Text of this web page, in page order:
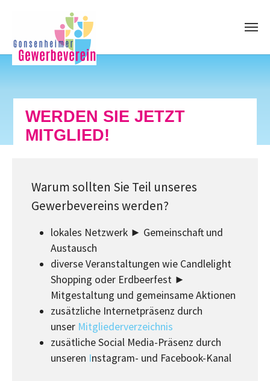
Skip to main content
WERDEN SIE JETZT
MITGLIED!
Warum sollten Sie Teil unseres
Gewerbevereins werden?
lokales Netzwerk ► Gemeinschaft und
Austausch
diverse Veranstaltungen wie Candlelight
Shopping oder Erdbeerfest ►
Mitgestaltung und gemeinsame Aktionen
zusätzliche Internetpräsenz durch
unser Mitgliederverzeichnis
zusätliche Social Media-Präsenz durch
unseren Instagram- und Facebook-Kanal